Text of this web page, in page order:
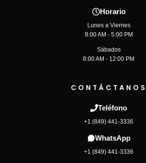
Horario
Lunes a Viernes
8:00 AM - 5:00 PM
Sábados
8:00 AM - 12:00 PM
CONTÁCTANOS
Teléfono
+1 (849) 441-3336
WhatsApp
+1 (849) 441-3336